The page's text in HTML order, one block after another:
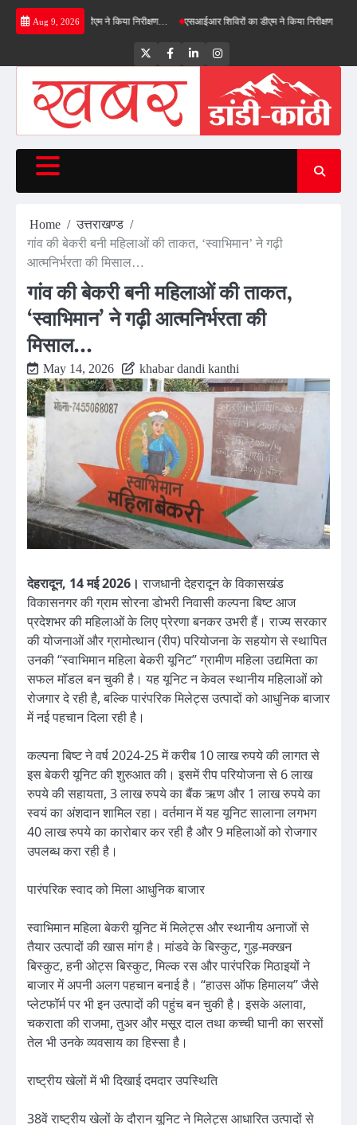
Skip
Aug 9, 2026
का डीएम ने किया निरीक्षण… एसआईआर शिविरों का डीएम ने किया निरीक्षण, बोले—कोई
TwitterFacebookLinkedInInstagram
Home
उत्तराखण्ड
गांव की बेकरी बनी महिलाओं की ताकत, ‘स्वाभिमान’ ने गढ़ी
आत्मनिर्भरता की मिसाल…
गांव की बेकरी बनी महिलाओं की ताकत,
‘स्वाभिमान’ ने गढ़ी आत्मनिर्भरता की
मिसाल…
May 14, 2026 khabar dandi kanthi
देहरादून, 14 मई 2026।राजधानी देहरादून के विकासखंड
विकासनगर की ग्राम सोरना डोभरी निवासी कल्पना बिष्ट आज
प्रदेशभर की महिलाओं के लिए प्रेरणा बनकर उभरी हैं। राज्य सरकार
की योजनाओं और ग्रामोत्थान (रीप) परियोजना के सहयोग से स्थापित
उनकी “स्वाभिमान महिला बेकरी यूनिट” ग्रामीण महिला उद्यमिता का
सफल मॉडल बन चुकी है। यह यूनिट न केवल स्थानीय महिलाओं को
रोजगार दे रही है, बल्कि पारंपरिक मिलेट्स उत्पादों को आधुनिक बाजार
में नई पहचान दिला रही है।
कल्पना बिष्ट ने वर्ष 2024-25 में करीब 10 लाख रुपये की लागत से
इस बेकरी यूनिट की शुरुआत की। इसमें रीप परियोजना से 6 लाख
रुपये की सहायता, 3 लाख रुपये का बैंक ऋण और 1 लाख रुपये का
स्वयं का अंशदान शामिल रहा। वर्तमान में यह यूनिट सालाना लगभग
40 लाख रुपये का कारोबार कर रही है और 9 महिलाओं को रोजगार
उपलब्ध करा रही है।
पारंपरिक स्वाद को मिला आधुनिक बाजार
स्वाभिमान महिला बेकरी यूनिट में मिलेट्स और स्थानीय अनाजों से
तैयार उत्पादों की खास मांग है। मांडवे के बिस्कुट, गुड़-मक्खन
बिस्कुट, हनी ओट्स बिस्कुट, मिल्क रस और पारंपरिक मिठाइयों ने
बाजार में अपनी अलग पहचान बनाई है। “हाउस ऑफ हिमालय” जैसे
प्लेटफॉर्म पर भी इन उत्पादों की पहुंच बन चुकी है। इसके अलावा,
चकराता की राजमा, तुअर और मसूर दाल तथा कच्ची घानी का सरसों
तेल भी उनके व्यवसाय का हिस्सा है।
राष्ट्रीय खेलों में भी दिखाई दमदार उपस्थिति
38वें राष्ट्रीय खेलों के दौरान यूनिट ने मिलेट्स आधारित उत्पादों से